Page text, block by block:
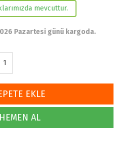
mevcuttur.
Pazartesi günü kargoda.
EKLE
HEMEN AL